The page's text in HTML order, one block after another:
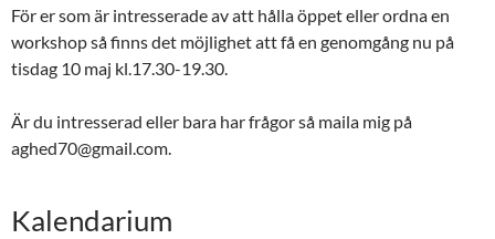
För er som är intresserade av att hålla öppet eller ordna en
workshop så finns det möjlighet att få en genomgång nu på
tisdag 10 maj kl.17.30-19.30.
Är du intresserad eller bara har frågor så maila mig på
aghed70@gmail.com.
Kalendarium